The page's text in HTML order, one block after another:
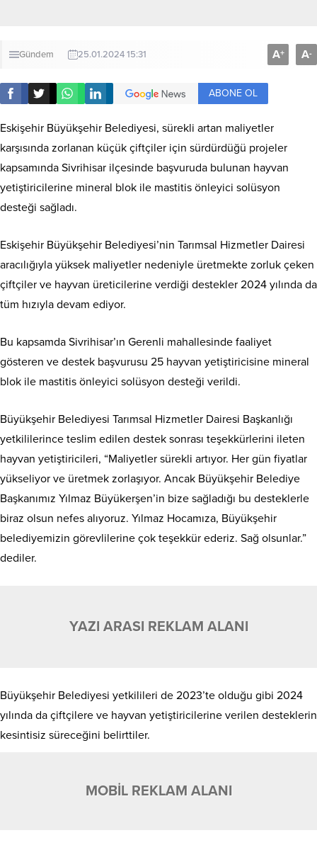
Gündem 25.01.2024 15:31 A+ A-
ABONE OL
Eskişehir Büyükşehir Belediyesi, sürekli artan maliyetler
karşısında zorlanan küçük çiftçiler için sürdürdüğü projeler
kapsamında Sivrihisar ilçesinde başvuruda bulunan hayvan
yetiştiricilerine mineral blok ile mastitis önleyici solüsyon
desteği sağladı.
Eskişehir Büyükşehir Belediyesi’nin Tarımsal Hizmetler Dairesi
aracılığıyla yüksek maliyetler nedeniyle üretmekte zorluk çeken
çiftçiler ve hayvan üreticilerine verdiği destekler 2024 yılında da
tüm hızıyla devam ediyor.
Bu kapsamda Sivrihisar’ın Gerenli mahallesinde faaliyet
gösteren ve destek başvurusu 25 hayvan yetiştiricisine mineral
blok ile mastitis önleyici solüsyon desteği verildi.
Büyükşehir Belediyesi Tarımsal Hizmetler Dairesi Başkanlığı
yetkililerince teslim edilen destek sonrası teşekkürlerini ileten
hayvan yetiştiricileri, “Maliyetler sürekli artıyor. Her gün fiyatlar
yükseliyor ve üretmek zorlaşıyor. Ancak Büyükşehir Belediye
Başkanımız Yılmaz Büyükerşen’in bize sağladığı bu desteklerle
biraz olsun nefes alıyoruz. Yılmaz Hocamıza, Büyükşehir
belediyemizin görevlilerine çok teşekkür ederiz. Sağ olsunlar.”
dediler.
YAZI ARASI REKLAM ALANI
Büyükşehir Belediyesi yetkilileri de 2023’te olduğu gibi 2024
yılında da çiftçilere ve hayvan yetiştiricilerine verilen desteklerin
kesintisiz süreceğini belirttiler.
MOBİL REKLAM ALANI